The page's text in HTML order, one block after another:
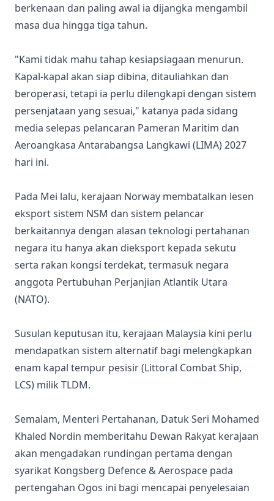
berkenaan dan paling awal ia dijangka mengambil
masa dua hingga tiga tahun.
"Kami tidak mahu tahap kesiapsiagaan menurun.
Kapal-kapal akan siap dibina, ditauliahkan dan
beroperasi, tetapi ia perlu dilengkapi dengan sistem
persenjataan yang sesuai," katanya pada sidang
media selepas pelancaran Pameran Maritim dan
Aeroangkasa Antarabangsa Langkawi (LIMA) 2027
hari ini.
Pada Mei lalu, kerajaan Norway membatalkan lesen
eksport sistem NSM dan sistem pelancar
berkaitannya dengan alasan teknologi pertahanan
negara itu hanya akan dieksport kepada sekutu
serta rakan kongsi terdekat, termasuk negara
anggota Pertubuhan Perjanjian Atlantik Utara
(NATO).
Susulan keputusan itu, kerajaan Malaysia kini perlu
mendapatkan sistem alternatif bagi melengkapkan
enam kapal tempur pesisir (Littoral Combat Ship,
LCS) milik TLDM.
Semalam, Menteri Pertahanan, Datuk Seri Mohamed
Khaled Nordin memberitahu Dewan Rakyat kerajaan
akan mengadakan rundingan pertama dengan
syarikat Kongsberg Defence & Aerospace pada
pertengahan Ogos ini bagi mencapai penyelesaian